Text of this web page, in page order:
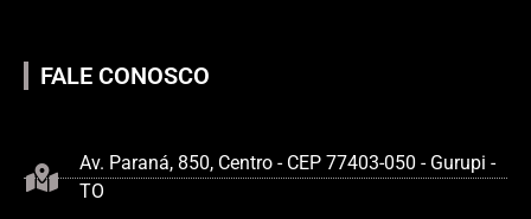
FALE CONOSCO
Av. Paraná, 850, Centro - CEP 77403-050 - Gurupi -
TO